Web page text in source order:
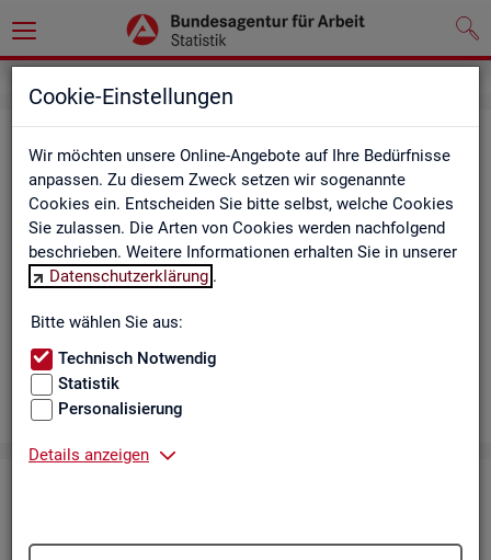
Cookie-Einstellungen
Wir möchten unsere Online-Angebote auf Ihre Bedürfnisse
anpassen. Zu diesem Zweck setzen wir sogenannte
Cookies ein. Entscheiden Sie bitte selbst, welche Cookies
Sie zulassen. Die Arten von Cookies werden nachfolgend
beschrieben. Weitere Informationen erhalten Sie in unserer
Datenschutzerklärung .
Bitte wählen Sie aus:
Technisch Notwendig
Statistik
Personalisierung
Details anzeigen
Aus­bil­dungs­markt
Das Da­sh­board zeigt die wich­tigs­ten Daten zum Aus­bil­dungs­
markt in in­ter­ak­ti­ven Gra­fi­ken und Ta­bel­len. Für Deutsch­land,
Län­der, Krei­se, Agen­tur­be­zir­ke und Ar­beits­markt­re­gio­nen bil­
det es ge­mel­de­te Be­wer­be­rin­nen und Be­wer­ber sowie Be­rufs­
aus­bil­dungs­stel­len nach ge­frag­ten Merk­ma­len ab, bei­spiels­
wei­se Be­ru­fe. Neue Daten gibt es mo­nat­lich für März bis Sep­
DieAus­bil­dungs­markt­sta­tis­tik be­rich­tet über